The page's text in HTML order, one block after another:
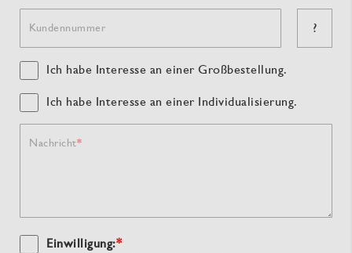
Kundennummer ?
Ich habe Interesse an einer Großbestellung.
Ich habe Interesse an einer Individualisierung.
Nachricht
Einwilligung:*